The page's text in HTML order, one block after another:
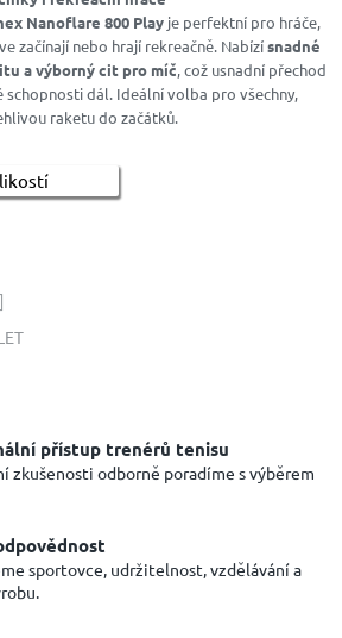
Nanoflare 800 Play je perfektní pro hráče,
začínají nebo hrají rekreačně. Nabízísnadné
a výborný cit pro míč, což usnadní přechod
schopnosti dál. Ideální volba pro všechny,
raketu do začátků.
přístup trenérů tenisu
zkušenosti odborně poradíme s výběrem
sportovce, udržitelnost, vzdělávání a